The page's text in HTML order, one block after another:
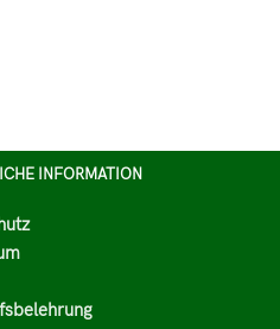
INFORMATION